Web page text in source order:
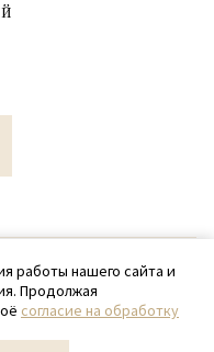
97-87
работы нашего сайта и
Продолжая
согласие на обработку